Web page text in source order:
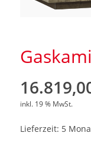
inkl. 19 % MwSt.
Lieferzeit: 5